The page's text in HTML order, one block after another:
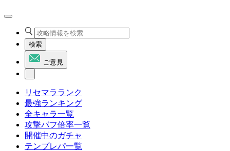
検索
ご意見
リセマラランク
最強ランキング
全キャラ一覧
攻撃バフ倍率一覧
開催中のガチャ
テンプレパ一覧